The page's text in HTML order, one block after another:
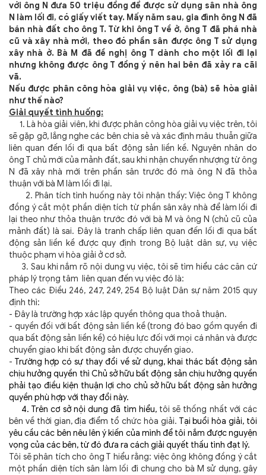
với ông N đưa 50 triệu đồng để được sử dụng sân nhà ông
N làm lối đi, có giấy viết tay. Mấy năm sau, gia đình ông N đã
bán nhà đất cho ông T. Từ khi ông T về ở, ông T đã phá nhà
cũ và xây nhà mới, theo đó phần sân được ông T sử dụng
xây nhà ở. Bà M đã đề nghị ông T dành cho một lối đi lại
nhưng không được ông T đồng ý nên hai bên đã xảy ra cãi
vã.
Nếu được phân công hòa giải vụ việc, ông (bà) sẽ hòa giải
như thế nào?
Giải quyết tình huống:
1. Là hòa giải viên, khi được phân công hòa giải vụ việc trên, tôi
sẽ gặp gỡ, lắng nghe các bên chia sẻ và xác định mâu thuẫn giữa
liên quan đến lối đi qua bất động sản liền kề. Nguyên nhân do
ông T chủ mới của mảnh đất, sau khi nhận chuyển nhượng từ ông
N đã xây nhà mới trên phần sân trước đó mà ông N đã thỏa
thuận với bà M làm lối đi lại.
2. Phân tích tình huống này tôi nhận thấy: Việc ông T không
đồng ý cắt một phần diện tích từ phần sân xây nhà để làm lối đi
lại theo như thỏa thuận trước đó với bà M và ông N (chủ cũ của
mảnh đất) là sai. Đây là tranh chấp liên quan đến lối đi qua bất
động sản liền kề được quy định trong Bộ luật dân sự, vụ việc
thuộc phạm vi hòa giải ở cơ sở.
3. Sau khi nắm rõ nội dung vụ việc, tôi sẽ tìm hiểu các căn cứ
pháp lý trọng tâm liên quan đến vụ việc đó là:
Theo các Điều 246, 247, 249, 254 Bộ luật Dân sự năm 2015 quy
định thì:
- Đây là trường hợp xác lập quyền thông qua thoả thuận.
- quyền đối với bất động sản liền kề (trong đó bao gồm quyền đi
qua bất động sản liền kề) có hiệu lực đối với mọi cá nhân và được
chuyển giao khi bất động sản được chuyển giao.
- Trường hợp có sự thay đổi về sử dụng, khai thác bất động sản
chịu hưởng quyền thì Chủ sở hữu bất động sản chịu hưởng quyền
phải tạo điều kiện thuận lợi cho chủ sở hữu bất động sản hưởng
quyền phù hợp với thay đổi này.
4. Trên cơ sở nội dung đã tìm hiểu,tôi sẽ thống nhất với các
bên về thời gian, địa điểm tổ chức hòa giải. Tại buổi hòa giải, tôi
yêu cầu các bên nêu lên ý kiến của mình để tôi nắm được nguyện
vọng của các bên, từ đó đưa ra cách giải quyết thấu tình đạt lý.
Tôi sẽ phân tích cho ông T hiểu rằng: việc ông không đồng ý cắt
một phần diện tích sân làm lối đi chung cho bà M sử dụng, gây